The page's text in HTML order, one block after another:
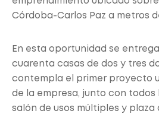
Córdoba-Carlos Paz a metros
En esta oportunidad se
cuarenta casas de dos y tres
contempla el primer proyecto
de la empresa, junto con todos
salón de usos múltiples y plaza